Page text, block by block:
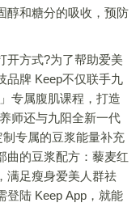
醇和糖分的吸收，预防
方式?为了帮助爱美
品牌 Keep不仅联手九
专属腹肌课程，打造
师还与九阳全新一代
专属的豆浆能量补充
曲的豆浆配方：藜麦红
满足瘦身爱美人群祛
登陆 Keep App，就能